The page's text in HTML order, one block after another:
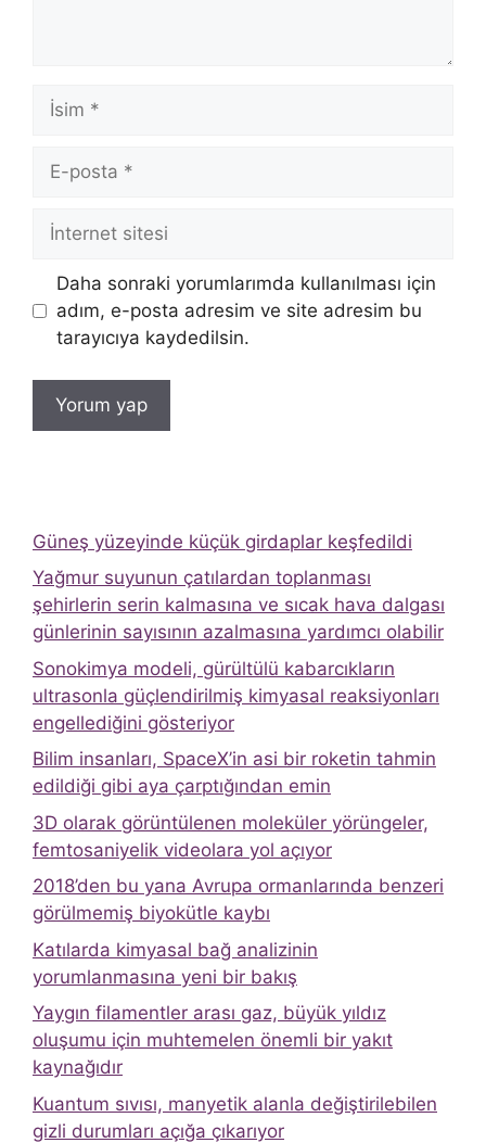
İsim
posta
İnternet
Daha sonraki yorumlarımda kullanılması için
adım, e-posta adresim ve site adresim bu
tarayıcıya kaydedilsin.
Güneş yüzeyinde küçük girdaplar keşfedildi
Yağmur suyunun çatılardan toplanması
şehirlerin serin kalmasına ve sıcak hava dalgası
günlerinin sayısının azalmasına yardımcı olabilir
Sonokimya modeli, gürültülü kabarcıkların
ultrasonla güçlendirilmiş kimyasal reaksiyonları
engellediğini gösteriyor
Bilim insanları, SpaceX’in asi bir roketin tahmin
edildiği gibi aya çarptığından emin
3D olarak görüntülenen moleküler yörüngeler,
femtosaniyelik videolara yol açıyor
2018’den bu yana Avrupa ormanlarında benzeri
görülmemiş biyokütle kaybı
Katılarda kimyasal bağ analizinin
yorumlanmasına yeni bir bakış
Yaygın filamentler arası gaz, büyük yıldız
oluşumu için muhtemelen önemli bir yakıt
kaynağıdır
Kuantum sıvısı, manyetik alanla değiştirilebilen
gizli durumları açığa çıkarıyor